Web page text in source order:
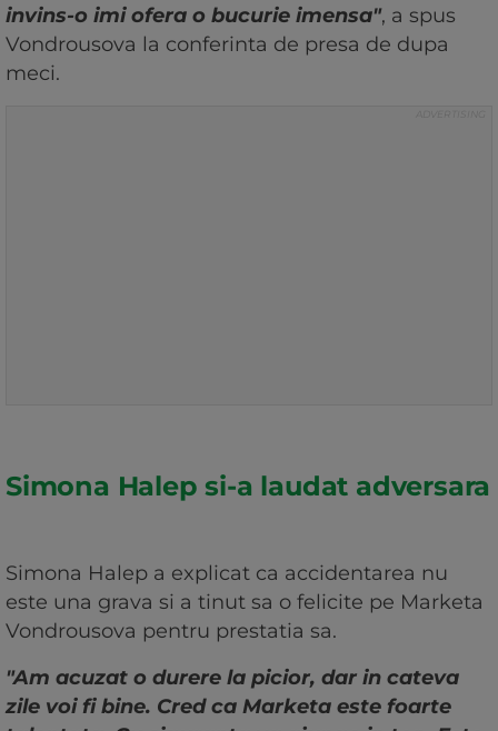
invins-o imi ofera o bucurie imensa", a spus
Vondrousova la conferinta de presa de dupa
meci.
Simona Halep si-a laudat adversara
Simona Halep a explicat ca accidentarea nu
este una grava si a tinut sa o felicite pe Marketa
Vondrousova pentru prestatia sa.
"Am acuzat o durere la picior, dar in cateva
zile voi fi bine. Cred ca Marketa este foarte